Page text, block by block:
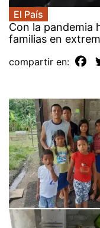
El País
Con la pandemia
familias en
compartir en: